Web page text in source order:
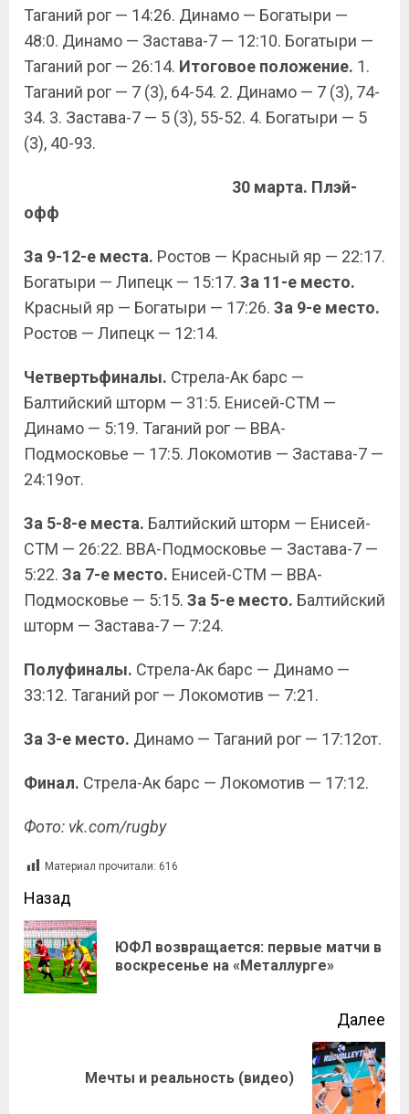
Таганий рог — 14:26. Динамо — Богатыри —
48:0. Динамо — Застава-7 — 12:10. Богатыри —
Таганий рог — 26:14. Итоговое положение. 1.
Таганий рог — 7 (3), 64-54. 2. Динамо — 7 (3), 74-
34. 3. Застава-7 — 5 (3), 55-52. 4. Богатыри — 5
(3), 40-93.
30 марта. Плэй-
офф
За 9-12-е места. Ростов — Красный яр — 22:17.
Богатыри — Липецк — 15:17. За 11-е место.
Красный яр — Богатыри — 17:26. За 9-е место.
Ростов — Липецк — 12:14.
Четвертьфиналы. Стрела-Ак барс —
Балтийский шторм — 31:5. Енисей-СТМ —
Динамо — 5:19. Таганий рог — ВВА-
Подмосковье — 17:5. Локомотив — Застава-7 —
24:19от.
За 5-8-е места. Балтийский шторм — Енисей-
СТМ — 26:22. ВВА-Подмосковье — Застава-7 —
5:22. За 7-е место. Енисей-СТМ — ВВА-
Подмосковье — 5:15. За 5-е место. Балтийский
шторм — Застава-7 — 7:24.
Полуфиналы. Стрела-Ак барс — Динамо —
33:12. Таганий рог — Локомотив — 7:21.
За 3-е место. Динамо — Таганий рог — 17:12от.
Финал. Стрела-Ак барс — Локомотив — 17:12.
Фото: vk.com/rugby
Материал прочитали: 616
Назад
ЮФЛ возвращается: первые матчи в
воскресенье на «Металлурге»
Далее
Мечты и реальность (видео)